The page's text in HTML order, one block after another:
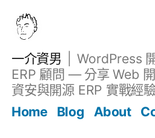
一介資男
WordPress
ERP 顧問 — 分享 Web
資安與開源 ERP 實戰經
Home
Blog About
文章